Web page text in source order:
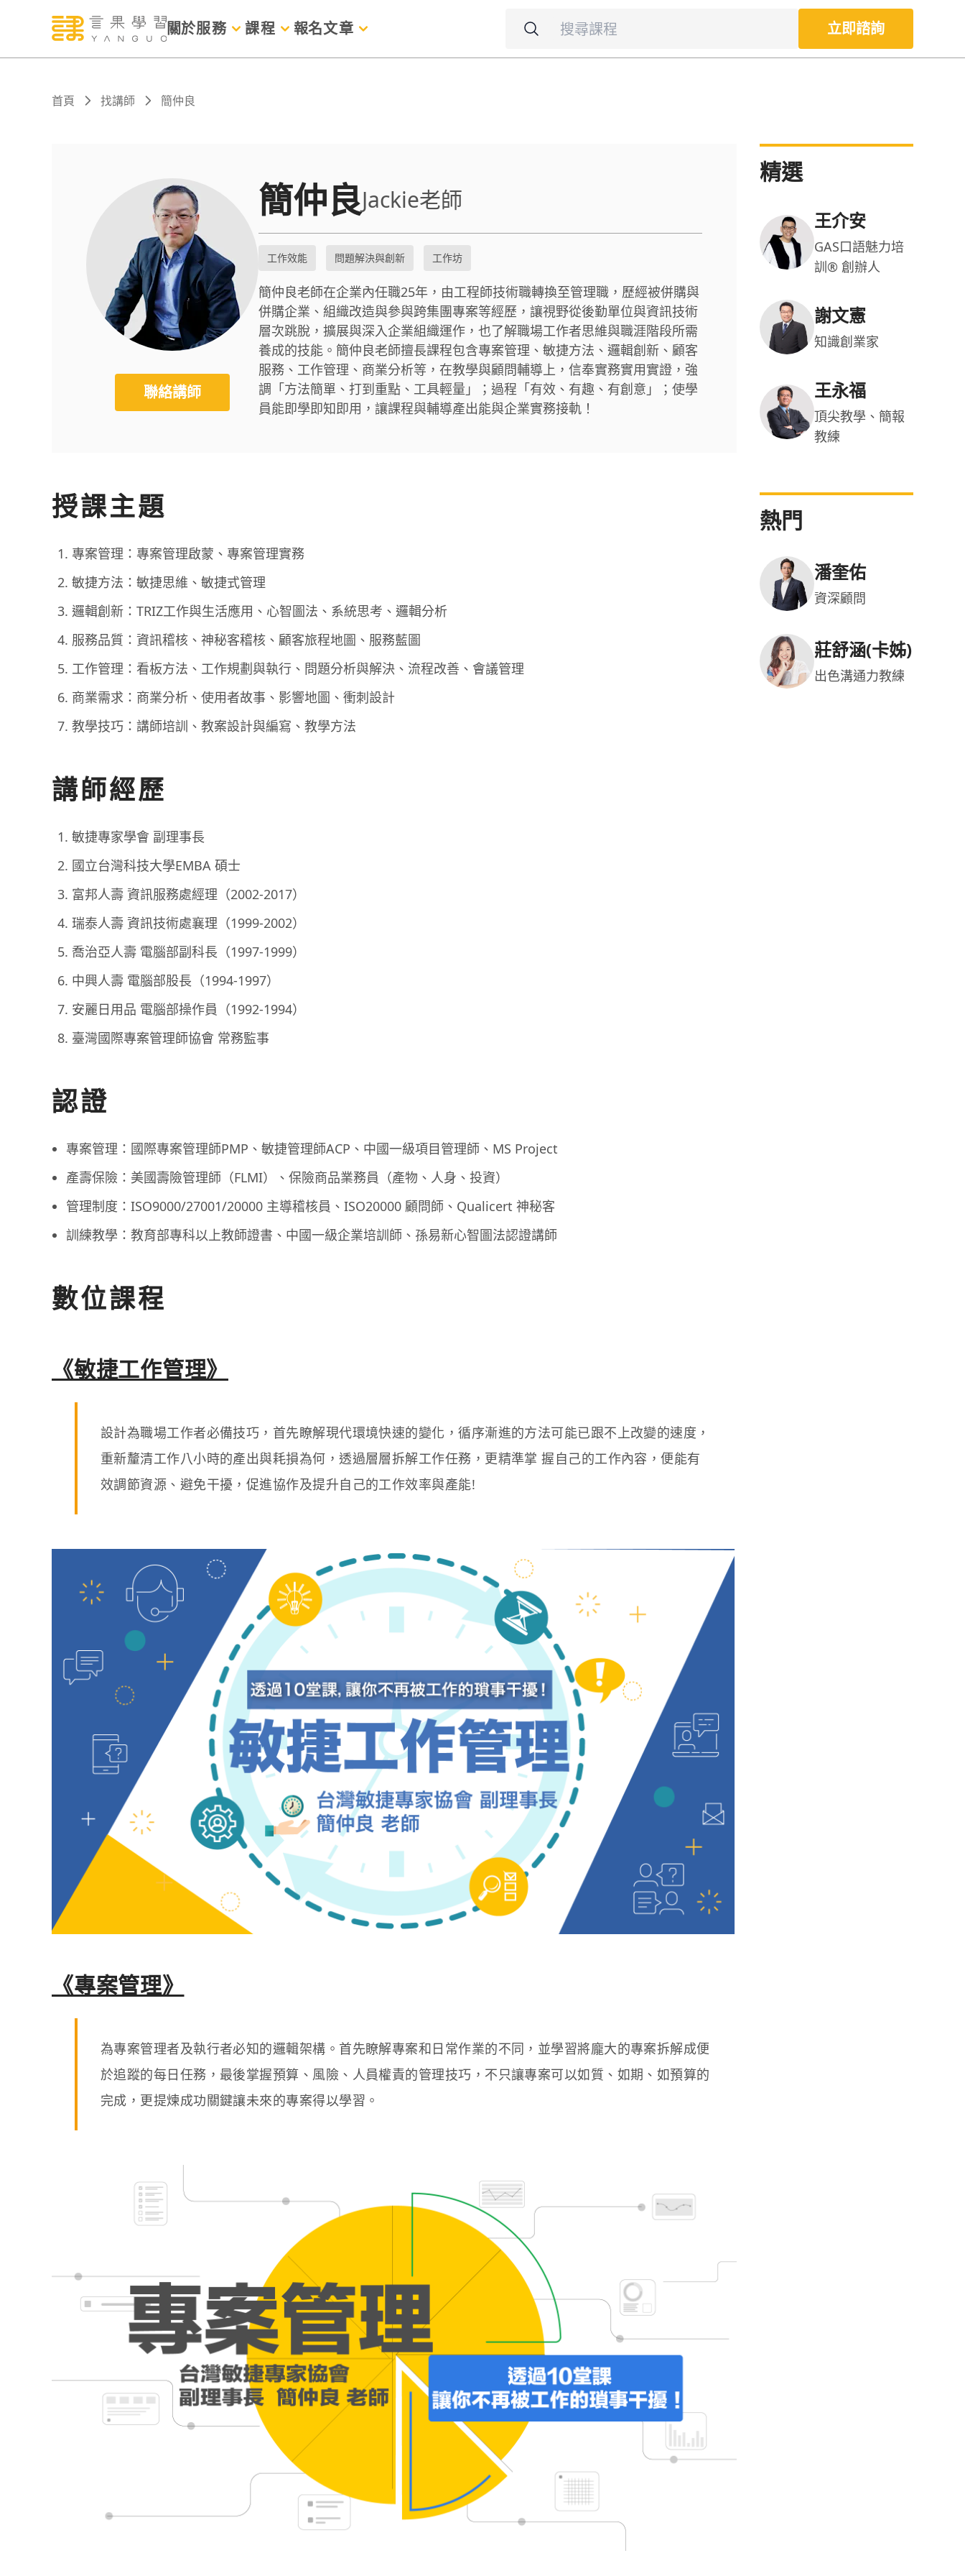
關於服務 課程 報名文章 立即諮詢
首頁 找講師 簡仲良
聯絡講師
簡仲良Jackie老師
工作效能 問題解決與創新 工作坊
簡仲良老師在企業內任職25年，由工程師技術職轉換至管理職，歷經被併購與
併購企業、組織改造與參與跨集團專案等經歷，讓視野從後勤單位與資訊技術
層次跳脫，擴展與深入企業組織運作，也了解職場工作者思維與職涯階段所需
養成的技能。簡仲良老師擅長課程包含專案管理、敏捷方法、邏輯創新、顧客
服務、工作管理、商業分析等，在教學與顧問輔導上，信奉實務實用實證，強
調「方法簡單、打到重點、工具輕量」；過程「有效、有趣、有創意」；使學
員能即學即知即用，讓課程與輔導產出能與企業實務接軌！
授課主題
專案管理：專案管理啟蒙、專案管理實務
敏捷方法：敏捷思維、敏捷式管理
邏輯創新：TRIZ工作與生活應用、心智圖法、系統思考、邏輯分析
服務品質：資訊稽核、神秘客稽核、顧客旅程地圖、服務藍圖
工作管理：看板方法、工作規劃與執行、問題分析與解決、流程改善、會議管理
商業需求：商業分析、使用者故事、影響地圖、衝刺設計
教學技巧：講師培訓、教案設計與編寫、教學方法
講師經歷
敏捷專家學會 副理事長
國立台灣科技大學EMBA 碩士
富邦人壽 資訊服務處經理（2002-2017）
瑞泰人壽 資訊技術處襄理（1999-2002）
喬治亞人壽 電腦部副科長（1997-1999）
中興人壽 電腦部股長（1994-1997）
安麗日用品 電腦部操作員（1992-1994）
臺灣國際專案管理師協會 常務監事
認證
專案管理：國際專案管理師PMP、敏捷管理師ACP、中國一級項目管理師、MS Project
產壽保險：美國壽險管理師（FLMI）、保險商品業務員（產物、人身、投資）
管理制度：ISO9000/27001/20000 主導稽核員、ISO20000 顧問師、Qualicert 神秘客
訓練教學：教育部專科以上教師證書、中國一級企業培訓師、孫易新心智圖法認證講師
數位課程
《敏捷工作管理》
設計為職場工作者必備技巧，首先瞭解現代環境快速的變化，循序漸進的方法可能已跟不上改變的速度，
重新釐清工作八小時的產出與耗損為何，透過層層拆解工作任務，更精準掌 握自己的工作內容，便能有
效調節資源、避免干擾，促進協作及提升自己的工作效率與產能!
《專案管理》
為專案管理者及執行者必知的邏輯架構。首先瞭解專案和日常作業的不同，並學習將龐大的專案拆解成便
於追蹤的每日任務，最後掌握預算、風險、人員權責的管理技巧，不只讓專案可以如質、如期、如預算的
完成，更提煉成功關鍵讓未來的專案得以學習。
精選
王介安
GAS口語魅力培
訓® 創辦人
謝文憲
知識創業家
王永福
頂尖教學、簡報
教練
熱門
潘奎佑
資深顧問
莊舒涵(卡姊)
出色溝通力教練